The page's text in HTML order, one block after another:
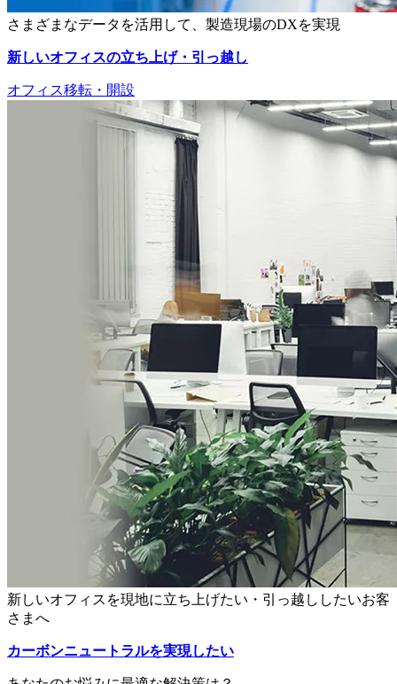
さまざまなデータを活用して、製造現場のDXを実現
新しいオフィスの立ち上げ・引っ越し
オフィス移転・開設
新しいオフィスを現地に立ち上げたい・引っ越ししたいお客
さまへ
カーボンニュートラルを実現したい